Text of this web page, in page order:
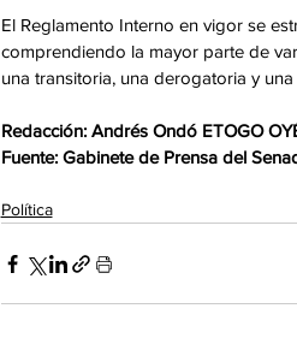
‎El Reglamento Interno en vigor se
comprendiendo la mayor parte de
una transitoria, una derogatoria y una
‎Redacción: Andrés Ondó ETOGO
‎Fuente: Gabinete de Prensa del
Política